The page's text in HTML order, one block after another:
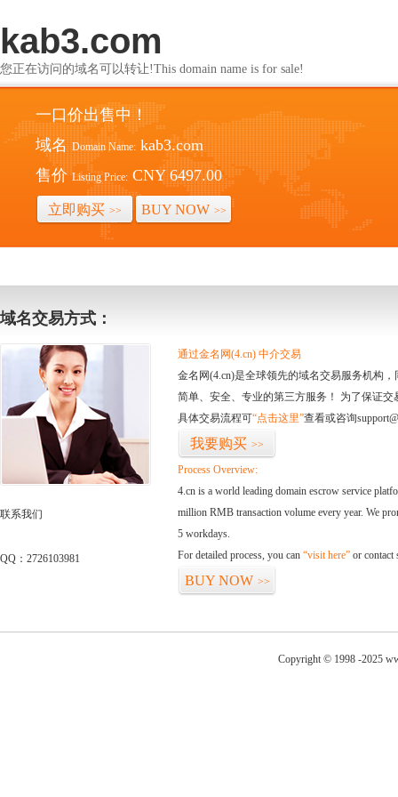
kab3.com
您正在访问的域名可以转让!This domain name is for sale!
一口价出售中！
域名 Domain Name: kab3.com
售价 Listing Price: CNY 6497.00
立即购买 >> BUY NOW >>
域名交易方式：
联系我们
QQ：2726103981
通过金名网(4.cn) 中介交易
金名网(4.cn)是全球领先的域名交易服务机构
简单、安全、专业的第三方服务！ 为了保证
具体交易流程可“点击这里”查看或咨询
我要购买 >>
Process Overview:
4.cn is a world leading domain escrow service
million RMB transaction volume every year. We
5 workdays.
For detailed process, you can “visit here” or contact
BUY NOW >>
Copyright © 1998 -2025